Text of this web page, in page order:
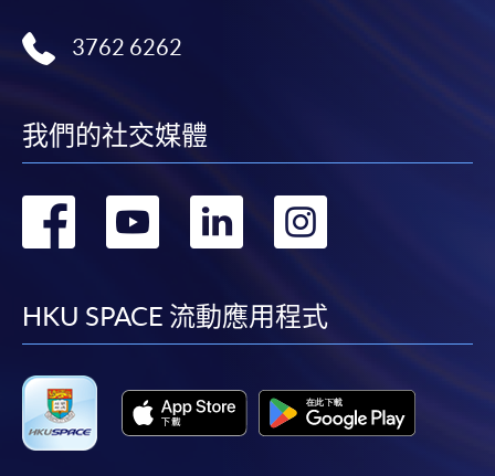
3762 6262
我們的社交媒體
轉
facebook
轉
youtube
轉
linkedin
HKU SPACE 流動應用程式